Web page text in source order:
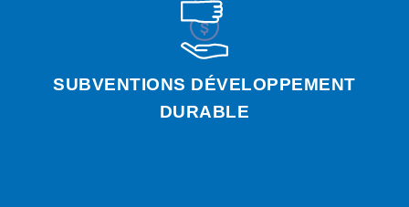
SUBVENTIONS DÉVELOPPEMENT
DURABLE